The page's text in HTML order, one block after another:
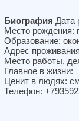
Биография Дата
Место рождения:
Образование:
Адрес
Место работы,
Главное в жизни:
Ценит в людях:
Телефон: